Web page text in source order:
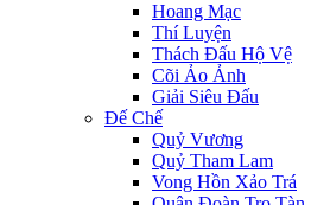
Hoang Mạc
Thí Luyện
Thách Đấu Hộ Vệ
Cõi Ảo Ảnh
Giải Siêu Đấu
Đế Chế
Quỷ Vương
Quỷ Tham Lam
Vong Hồn Xảo Trá